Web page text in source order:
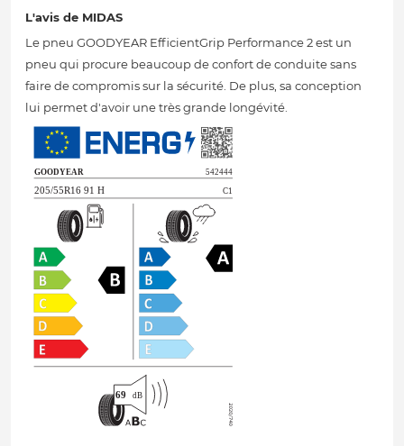
L'avis de MIDAS
Le pneu GOODYEAR EfficientGrip Performance 2 est un
pneu qui procure beaucoup de confort de conduite sans
faire de compromis sur la sécurité. De plus, sa conception
lui permet d'avoir une très grande longévité.